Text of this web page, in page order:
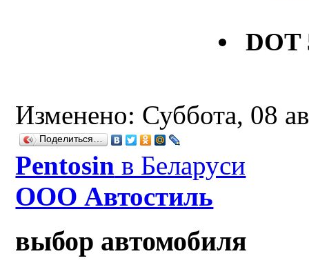
DOT
Изменено: Суббота, 08
Поделиться…
Рentosin в Беларуси
ООО Автостиль
выбор автомобиля